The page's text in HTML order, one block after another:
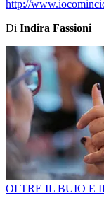
http://
Di Indira Fassioni
OLTRE IL BUIO E